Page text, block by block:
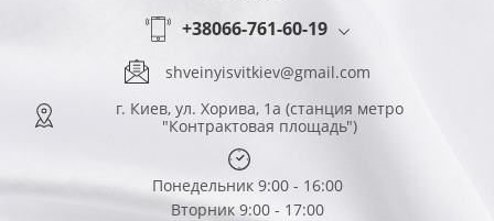
+38066-761-60-19
shveinyisvitkiev@gmail.com
г. Киев, ул. Хорива, 1а (станция метро
"Контрактовая площадь")
Понедельник 9:00 - 16:00
Вторник 9:00 - 17:00